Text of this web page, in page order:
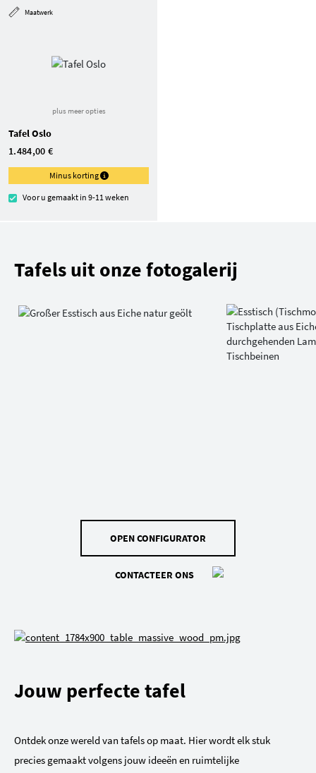
Maatwerk
plus meer opties
Tafel Oslo
1.484,00 €
Minus korting
Voor u gemaakt in 9-11 weken
Tafels uit onze fotogalerij
OPEN CONFIGURATOR
CONTACTEER ONS
Jouw perfecte tafel
Ontdek onze wereld van tafels op maat. Hier wordt elk stuk
precies gemaakt volgens jouw ideeën en ruimtelijke